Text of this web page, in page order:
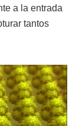
a la entrada
tantos